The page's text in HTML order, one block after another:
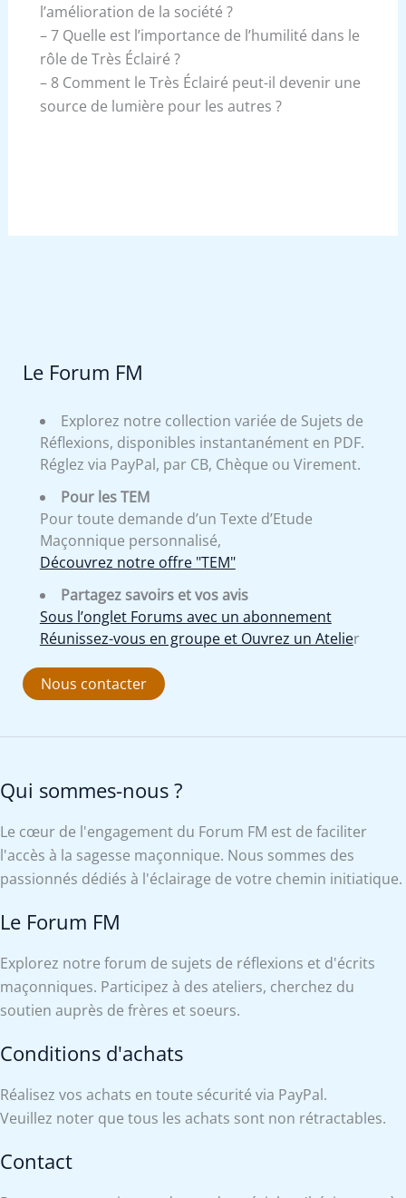
l’amélioration de la société ?
– 7 Quelle est l’importance de l’humilité dans le
rôle de Très Éclairé ?
– 8 Comment le Très Éclairé peut-il devenir une
source de lumière pour les autres ?
Le Forum FM
Explorez notre collection variée de Sujets de
Réflexions, disponibles instantanément en PDF.
Réglez via PayPal, par CB, Chèque ou Virement.
Pour les TEM
Pour toute demande d’un Texte d’Etude
Maçonnique personnalisé,
Découvrez notre offre "TEM"
Partagez savoirs et vos avis
Sous l’onglet Forums avec un abonnement
Réunissez-vous en groupe et Ouvrez un Atelier
Nous contacter
Qui sommes-nous ?
Le cœur de l'engagement du Forum FM est de faciliter
l'accès à la sagesse maçonnique. Nous sommes des
passionnés dédiés à l'éclairage de votre chemin initiatique.
Le Forum FM
Explorez notre forum de sujets de réflexions et d'écrits
maçonniques. Participez à des ateliers, cherchez du
soutien auprès de frères et soeurs.
Conditions d'achats
Réalisez vos achats en toute sécurité via PayPal.
Veuillez noter que tous les achats sont non rétractables.
Contact